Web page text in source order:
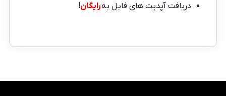
دریافت آپدیت های فایل بهرایگان!